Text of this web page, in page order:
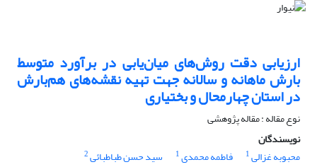
ارزیابی دقت روش‌های میان‌یابی در برآورد متوسط
بارش ماهانه و سالانه جهت تهیه نقشه‌های هم‌بارش
در استان چهارمحال و بختیاری
نوع مقاله : مقاله پژوهشی
نویسندگان
محبوبه غزالی1 فاطمه محمدی1 سید حسن طباطبائی2